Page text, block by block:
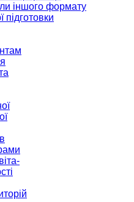
іншого формату
підготовки